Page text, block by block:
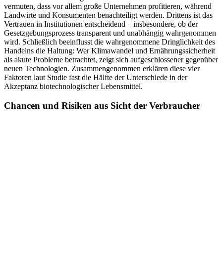
vermuten, dass vor allem große Unternehmen profitieren, während
Landwirte und Konsumenten benachteiligt werden. Drittens ist das
Vertrauen in Institutionen entscheidend – insbesondere, ob der
Gesetzgebungsprozess transparent und unabhängig wahrgenommen
wird. Schließlich beeinflusst die wahrgenommene Dringlichkeit des
Handelns die Haltung: Wer Klimawandel und Ernährungssicherheit
als akute Probleme betrachtet, zeigt sich aufgeschlossener gegenüber
neuen Technologien. Zusammengenommen erklären diese vier
Faktoren laut Studie fast die Hälfte der Unterschiede in der
Akzeptanz biotechnologischer Lebensmittel.
Chancen und Risiken aus Sicht der Verbraucher